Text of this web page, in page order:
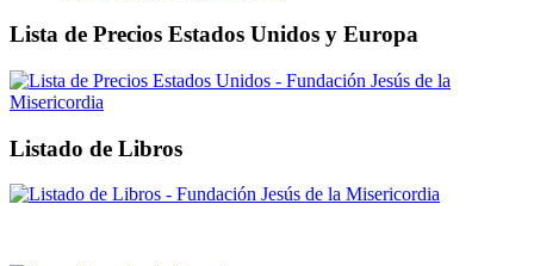
Lista de Precios Estados Unidos y Europa
Listado de Libros